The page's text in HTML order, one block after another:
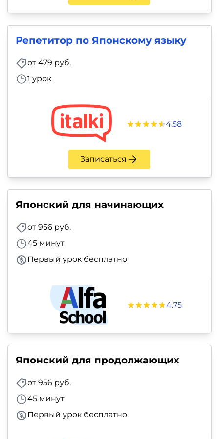
Репетитор по Японскому языку
от 479 руб.
1 урок
4.58
Записаться
Японский для начинающих
от 956 руб.
45 минут
Первый урок бесплатно
4.75
Японский для продолжающих
от 956 руб.
45 минут
Первый урок бесплатно
Красота,
фитнес
Психология
и
саморазвитие
Прочее
Репетиторы
Тесты
профориентацию